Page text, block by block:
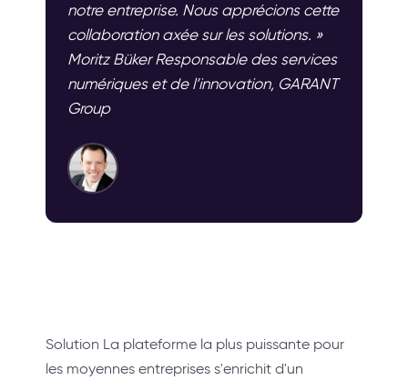
notre entreprise. Nous apprécions cette
collaboration axée sur les solutions. »
Moritz Büker Responsable des services
numériques et de l’innovation, GARANT
Group
Solution La plateforme la plus puissante pour
les moyennes entreprises s'enrichit d'un